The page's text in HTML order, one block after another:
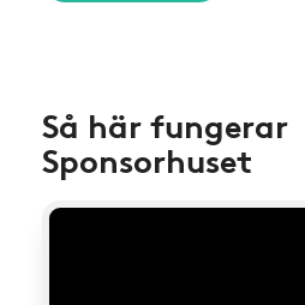
Så här fungerar
Sponsorhuset